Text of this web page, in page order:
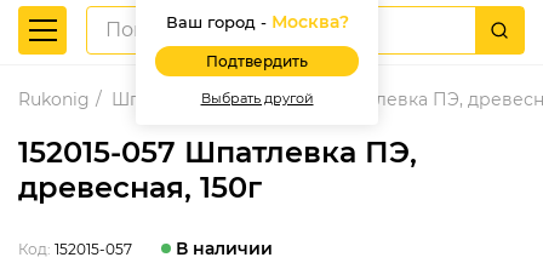
Ваш город - Москва?
Подтвердить
Выбрать другой
Rukonig Шпатлевки 152015-057 Шпатлевка ПЭ,
152015-057 Шпатлевка ПЭ,
древесная, 150г
Код: 152015-057 В наличии